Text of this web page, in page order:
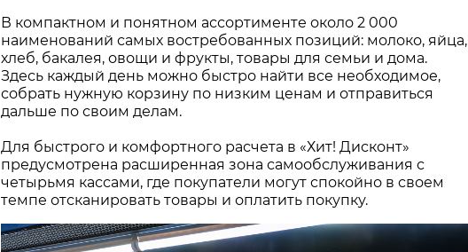
В компактном и понятном ассортименте около 2 000
наименований самых востребованных позиций: молоко, яйца,
хлеб, бакалея, овощи и фрукты, товары для семьи и дома.
Здесь каждый день можно быстро найти все необходимое,
собрать нужную корзину по низким ценам и отправиться
дальше по своим делам.
Для быстрого и комфортного расчета в «Хит! Дисконт»
предусмотрена расширенная зона самообслуживания с
четырьмя кассами, где покупатели могут спокойно в своем
темпе отсканировать товары и оплатить покупку.